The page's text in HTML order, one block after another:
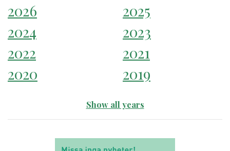
2026
2025
2024
2023
2022
2021
2020
2019
Show all years